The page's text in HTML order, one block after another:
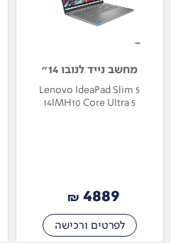
מחשב נייד לנובו 14"
Lenovo IdeaPad Slim 5
14IMH10 Core Ultra 5
4889
₪
לפרטים ורכישה